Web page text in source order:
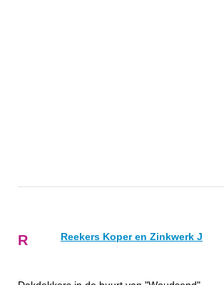
R Reekers Koper en Zinkwerk J